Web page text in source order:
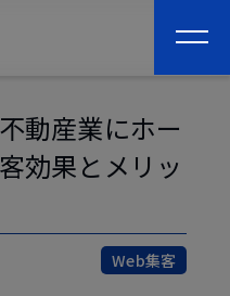
動産業にホー
効果とメリッ
Web集客